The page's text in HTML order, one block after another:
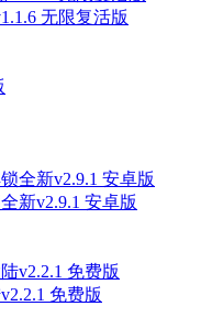
无限复活版
新v2.9.1 安卓版
免费版